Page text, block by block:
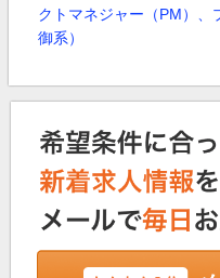
クトマネジャー（PM）、
御系）